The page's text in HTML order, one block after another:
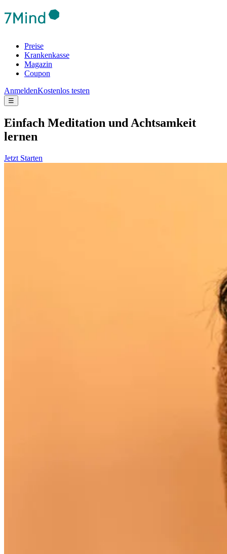
Preise
Krankenkasse
Magazin
Coupon
AnmeldenKostenlos testen
☰
Ein­fach Medi­ta­tion und Acht­sam­keit
lernen
Jetzt Starten